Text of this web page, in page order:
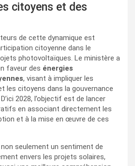
citoyens et des
de cette dynamique est
citoyenne dans le
photovoltaïques. Le ministère a
faveur des énergies
, visant à impliquer les
les citoyens dans la gouvernance
2028, l’objectif est de lancer
en associant directement les
et à la mise en œuvre de ces
seulement un sentiment de
envers les projets solaires,